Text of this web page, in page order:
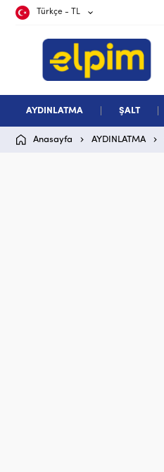
Türkçe - TL
AYDINLATMA ŞALT
Anasayfa AYDINLATMA